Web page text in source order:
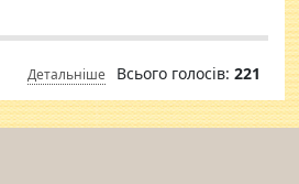
Детальніше Всього голосів: 221